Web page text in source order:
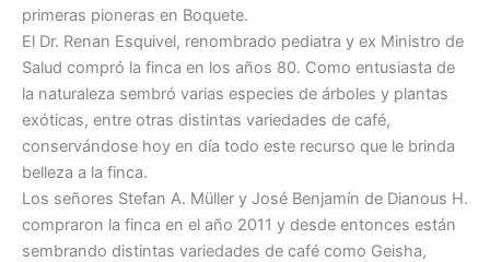
primeras pioneras en Boquete.
El Dr. Renan Esquivel, renombrado pediatra y ex Ministro de
Salud compró la finca en los años 80. Como entusiasta de
la naturaleza sembró varias especies de árboles y plantas
exóticas, entre otras distintas variedades de café,
conservándose hoy en día todo este recurso que le brinda
belleza a la finca.
Los señores Stefan A. Müller y José Benjamín de Dianous H.
compraron la finca en el año 2011 y desde entonces están
sembrando distintas variedades de café como Geisha,